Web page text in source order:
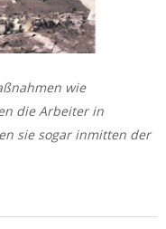
wie
die Arbeiter in
sie sogar inmitten der